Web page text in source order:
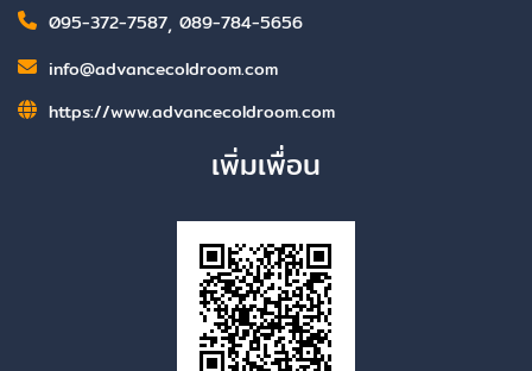
095-372-7587, 089-784-5656
info@advancecoldroom.com
https://www.advancecoldroom.com
เพิ่มเพื่อน